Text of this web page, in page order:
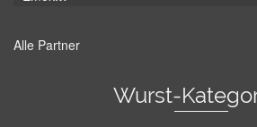
Alle Partner
Wurst-